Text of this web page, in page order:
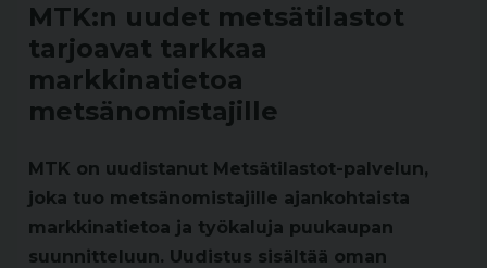
MTK:n uudet metsätilastot
tarjoavat tarkkaa
markkinatietoa
metsänomistajille
MTK on uudistanut Metsätilastot-palvelun,
joka tuo metsänomistajille ajankohtaista
markkinatietoa ja työkaluja puukaupan
suunnitteluun. Uudistus sisältää oman